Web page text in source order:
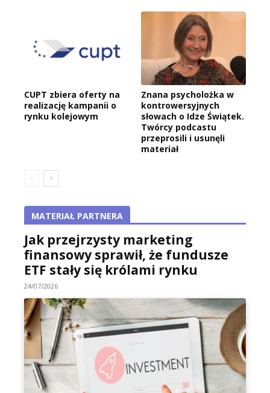
CUPT zbiera oferty na
realizację kampanii o
rynku kolejowym
Znana psycholożka w
kontrowersyjnych
słowach o Idze Świątek.
Twórcy podcastu
przeprosili i usunęli
materiał
MATERIAŁ PARTNERA
Jak przejrzysty marketing
finansowy sprawił, że fundusze
ETF stały się królami rynku
24/07/2026